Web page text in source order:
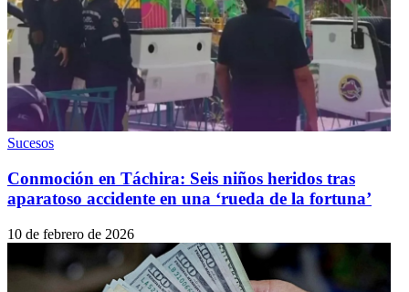
Sucesos
Conmoción en Táchira: Seis niños heridos tras
aparatoso accidente en una ‘rueda de la fortuna’
10 de febrero de 2026